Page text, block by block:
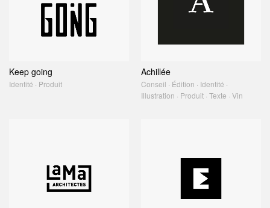
Keep going
Identité · Produit
Achillée
Conseil · Édition · Identité ·
Illustration · Produit · Texte · Vin